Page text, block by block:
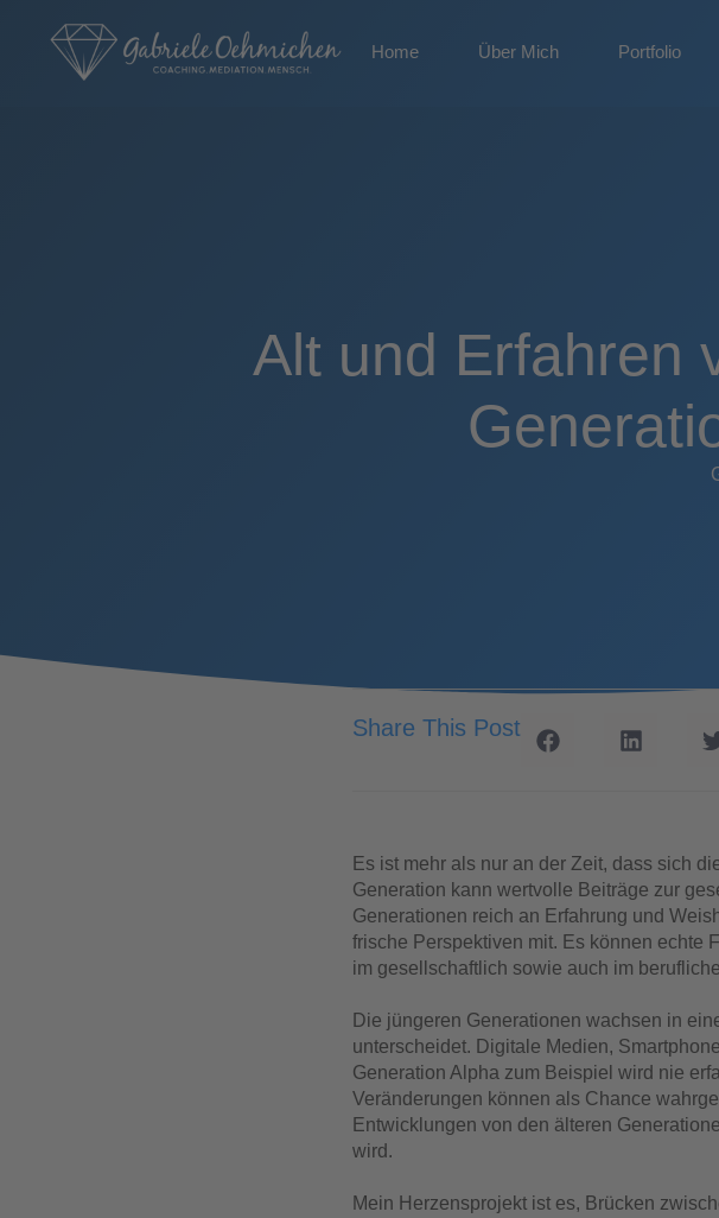
Home Über Mich Portfolio
Alt und Erfahren
Share This Post
Es ist mehr als nur an der Zeit, dass sich
Generation kann wertvolle Beiträge zur
Generationen reich an Erfahrung und
frische Perspektiven mit. Es können echte
im gesellschaftlich sowie auch im
Die jüngeren Generationen wachsen in
unterscheidet. Digitale Medien,
Generation Alpha zum Beispiel wird nie
Veränderungen können als Chance
Entwicklungen von den älteren
wird.
Mein Herzensprojekt ist es, Brücken